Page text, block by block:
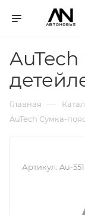
Главная —
AuTech Сумка-
Артикул: Au-551